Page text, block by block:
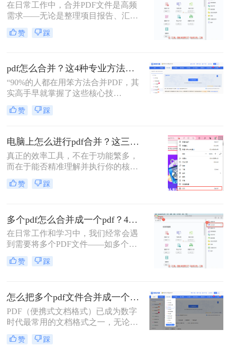
在日常工作中，合并PDF文件是高频
需求——无论是整理项目报告、汇总
客户资料，还是准备学术论文。但许
多人仍在用低效、有风险的方法处理
我今天为你带来一份系统、专业的
PDF合并指南，助你告别效率低下与
安全隐患。
赞 踩
pdf怎么合并？这4种专业方法，让你效率翻倍！
“90%的人都在用笨方法合并PDF，其
实高手早就掌握了这些核心技
巧。”作为一名在电脑办公软件领域
深耕多年的测评博主，每天都会收到
中，“PDF怎么合并”这个问题出现的
频率高居不下。这看似简单的操作，
却实实在在地困扰着众多职场人：报
告整合、资料归档、方案提交……每
一次低效的手动处理，都在悄悄吞噬
你的时间与耐心。
赞 踩
电脑上怎么进行pdf合并？这三招，让你十分钟从小白变高手！
真正的效率工具，不在于功能繁多，
而在于能否精准理解并执行你的核心
意图。“小编，快帮帮我！明早汇报
用的方案，十几份PDF还散着，甲方
紧急求助。
赞 踩
多个pdf怎么合并成一个pdf？4种合并pdf方法详解！
在日常工作和学习中，我们经常会遇
到需要将多个PDF文件——如多个章
节的电子书、一系列扫描件、不同来
源的报告或发票——整合为一个单一
然而，面对这一看似简单的任务，许
多用户却不知从何下手，或者使用的
工具不够高效、安全。
赞 踩
怎么把多个pdf文件合并成一个？全面指南与详细方法解析！
PDF（便携式文档格式）已成为数字
时代最常用的文档格式之一，无论是
学术论文、商务报告、电子书还是官
方文件，PDF都能保持原始格式在不
赞 踩